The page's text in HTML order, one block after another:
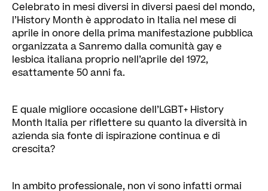
Celebrato in mesi diversi in diversi paesi del mondo,
l’History Month è approdato in Italia nel mese di
aprile in onore della prima manifestazione pubblica
organizzata a Sanremo dalla comunità gay e
lesbica italiana proprio nell’aprile del 1972,
esattamente 50 anni fa.
E quale migliore occasione dell’LGBT+ History
Month Italia per riflettere su quanto la diversità in
azienda sia fonte di ispirazione continua e di
crescita?
In ambito professionale, non vi sono infatti ormai